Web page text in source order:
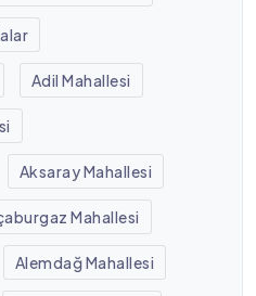
Adil Mahallesi
Aksaray Mahallesi
Mahallesi
Alemdağ Mahallesi